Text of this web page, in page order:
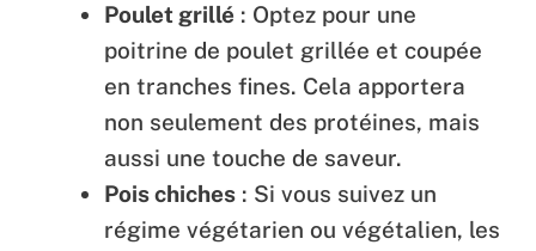
Poulet grillé : Optez pour une
poitrine de poulet grillée et coupée
en tranches fines. Cela apportera
non seulement des protéines, mais
aussi une touche de saveur.
Pois chiches : Si vous suivez un
régime végétarien ou végétalien, les